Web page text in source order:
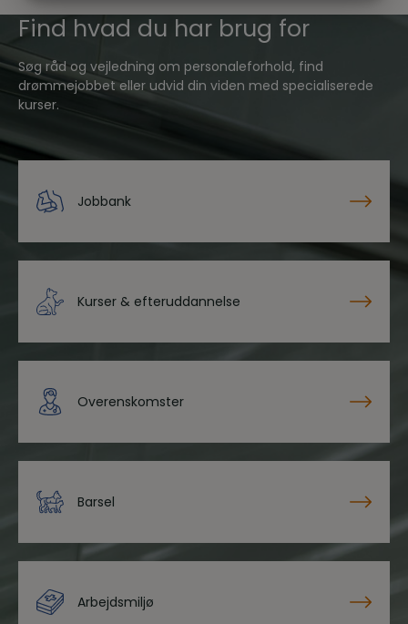
Find hvad du har brug for
Søg råd og vejledning om personaleforhold, find
drømmejobbet eller udvid din viden med specialiserede
kurser.
Jobbank
Kurser & efteruddannelse
Overenskomster
Barsel
Arbejdsmiljø